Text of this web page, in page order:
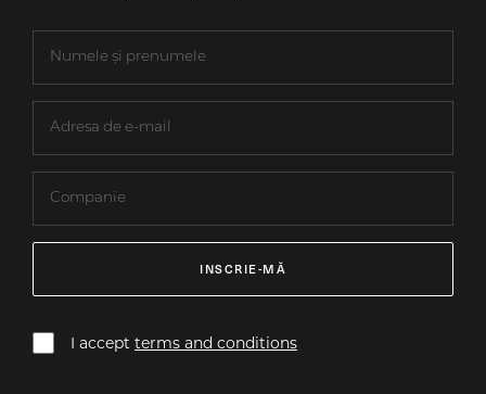
INSCRIE-MĂ
I accept terms and conditions